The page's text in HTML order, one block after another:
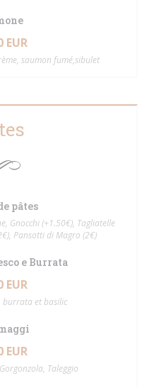
EUR
saumon fumé,sibulet
pâtes
Gnocchi (+1.50€), Tagliatelle
Pansotti di Magro (2€)
e Burrata
EUR
burrata et basilic
EUR
Taleggio